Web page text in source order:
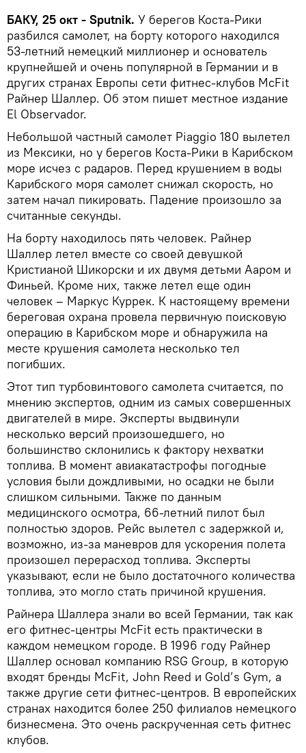
БАКУ, 25 окт - Sputnik. У берегов Коста-Рики
разбился самолет, на борту которого находился
53-летний немецкий миллионер и основатель
крупнейшей и очень популярной в Германии и в
других странах Европы сети фитнес-клубов McFit
Райнер Шаллер. Об этом пишет местное издание
El Observador.
Небольшой частный самолет Piaggio 180 вылетел
из Мексики, но у берегов Коста-Рики в Карибском
море исчез с радаров. Перед крушением в воды
Карибского моря самолет снижал скорость, но
затем начал пикировать. Падение произошло за
считанные секунды.
На борту находилось пять человек. Райнер
Шаллер летел вместе со своей девушкой
Кристианой Шикорски и их двумя детьми Ааром и
Финьей. Кроме них, также летел еще один
человек – Маркус Куррек. К настоящему времени
береговая охрана провела первичную поисковую
операцию в Карибском море и обнаружила на
месте крушения самолета несколько тел
погибших.
Этот тип турбовинтового самолета считается, по
мнению экспертов, одним из самых совершенных
двигателей в мире. Эксперты выдвинули
несколько версий произошедшего, но
большинство склонились к фактору нехватки
топлива. В момент авиакатастрофы погодные
условия были дождливыми, но осадки не были
слишком сильными. Также по данным
медицинского осмотра, 66-летний пилот был
полностью здоров. Рейс вылетел с задержкой и,
возможно, из-за маневров для ускорения полета
произошел перерасход топлива. Эксперты
указывают, если не было достаточного количества
топлива, это могло стать причиной крушения.
Райнера Шаллера знали во всей Германии, так как
его фитнес-центры McFit есть практически в
каждом немецком городе. В 1996 году Райнер
Шаллер основал компанию RSG Group, в которую
входят бренды McFit, John Reed и Gold’s Gym, а
также другие сети фитнес-центров. В европейских
странах находится более 250 филиалов немецкого
бизнесмена. Это очень раскрученная сеть фитнес
клубов.